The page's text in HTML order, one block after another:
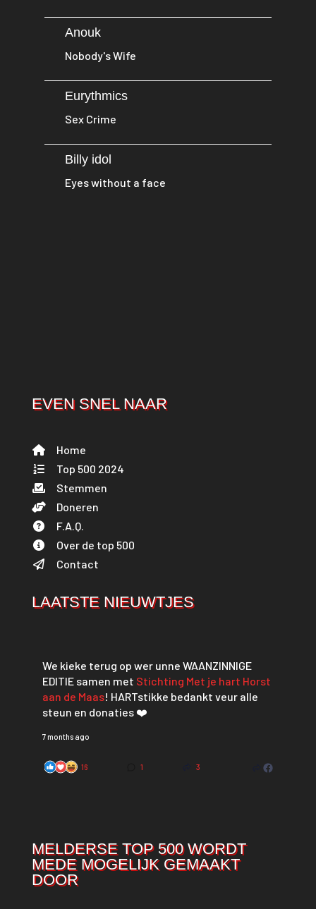
Anouk
Nobody's Wife
Eurythmics
Sex Crime
Billy idol
Eyes without a face
EVEN SNEL NAAR
Home
Top 500 2024
Stemmen
Doneren
F.A.Q.
Over de top 500
Contact
LAATSTE NIEUWTJES
We kieke terug op wer unne WAANZINNIGE
EDITIE samen met Stichting Met je hart Horst
aan de Maas! HARTstikke bedankt veur alle
steun en donaties ❤️
7 months ago
16 1 3
MELDERSE TOP 500 WORDT
MEDE MOGELIJK GEMAAKT
DOOR